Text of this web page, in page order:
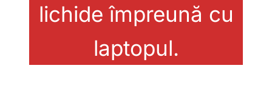
lichide împreună cu
laptopul.